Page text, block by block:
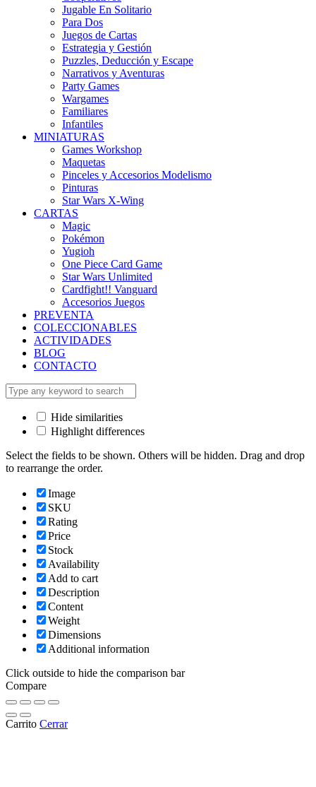
Jugable En Solitario
Para Dos
Juegos de Cartas
Estrategia y Gestión
Puzzles, Deducción y Escape
Narrativos y Aventuras
Party Games
Wargames
Familiares
Infantiles
MINIATURAS
Games Workshop
Maquetas
Pinceles y Accesorios Modelismo
Pinturas
Star Wars X-Wing
CARTAS
Magic
Pokémon
Yugioh
One Piece Card Game
Star Wars Unlimited
Cardfight!! Vanguard
Accesorios Juegos
PREVENTA
COLECCIONABLES
ACTIVIDADES
BLOG
CONTACTO
Hide similarities
Highlight differences
Select the fields to be shown. Others will be hidden. Drag and drop
to rearrange the order.
Image
SKU
Rating
Price
Stock
Availability
Add to cart
Description
Content
Weight
Dimensions
Additional information
Click outside to hide the comparison bar
Compare
Carrito Cerrar